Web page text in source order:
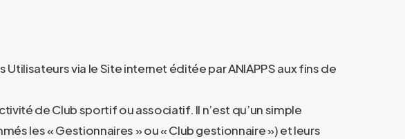
via le Site internet éditée par ANIAPPS aux fins de
de Club sportif ou associatif. Il n’est qu’un simple
les « Gestionnaires » ou « Club gestionnaire ») et leurs